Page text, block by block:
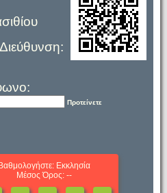
Προτείνετε
Βαθμολογήστε: Εκκλησία
Μέσος Όρος: --